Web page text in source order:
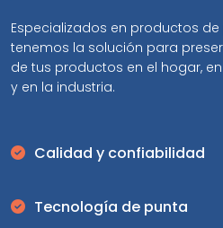
Especializados en productos
tenemos la solución para
de tus productos en el hogar,
y en la industria.
Calidad y confiabilidad
Tecnología de punta